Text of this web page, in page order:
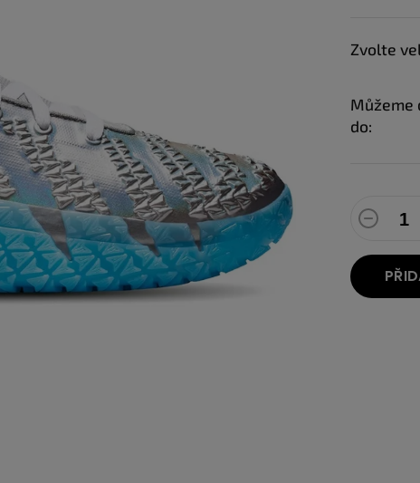
Zvolte
Můžeme
do: